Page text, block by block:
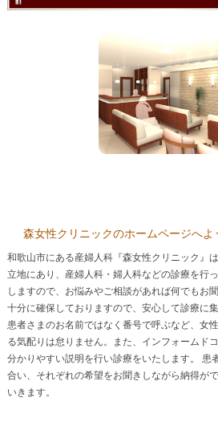
森女性クリニックのホームページへよ
和歌山市にある産婦人科『森女性クリニック』
立地にあり、産婦人科・婦人科などの診療を行
しますので、お悩みやご相談があれば何でもお
十分に確保しておりますので、安心して診療に
患者さまのお名前ではなく番号で呼ぶなど、女
る気配りは怠りません。また、インフォームド
分かりやすい説明を行い診療をいたします。 患
合い、それぞれの希望をお聞きしながら納得が
いきます。